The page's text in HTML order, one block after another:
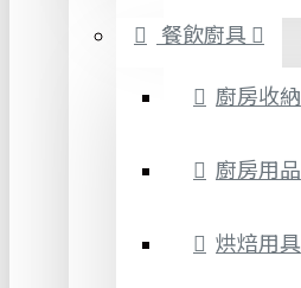
餐飲廚具
廚房收納
廚房用品
烘焙用具